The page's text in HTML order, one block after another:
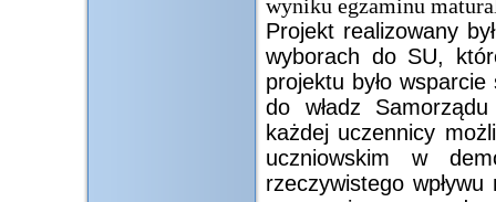
wyniku egzaminu
Projekt realizowany
wyborach do SU,
projektu było
do władz
każdej uczennicy
uczniowskim w
rzeczywistego